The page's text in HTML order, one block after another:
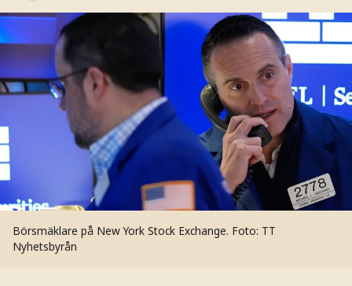
Börsmäklare på New York Stock Exchange. Foto: TT
Nyhetsbyrån